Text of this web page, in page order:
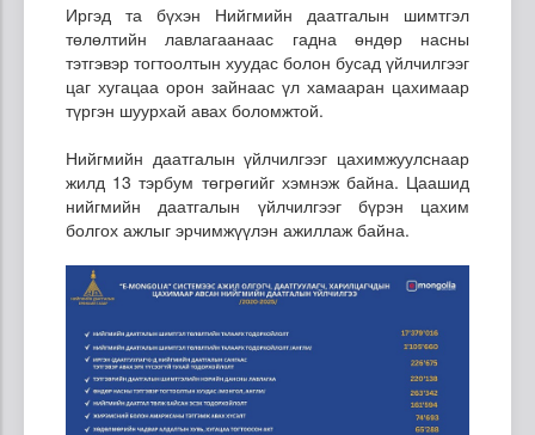
Иргэд та бүхэн Нийгмийн даатгалын шимтгэл
төлөлтийн лавлагаанаас гадна өндөр насны
тэтгэвэр тогтоолтын хуудас болон бусад үйлчилгээг
цаг хугацаа орон зайнаас үл хамааран цахимаар
түргэн шуурхай авах боломжтой.
Нийгмийн даатгалын үйлчилгээг цахимжуулснаар
жилд 13 тэрбум төгрөгийг хэмнэж байна. Цаашид
нийгмийн даатгалын үйлчилгээг бүрэн цахим
болгох ажлыг эрчимжүүлэн ажиллаж байна.